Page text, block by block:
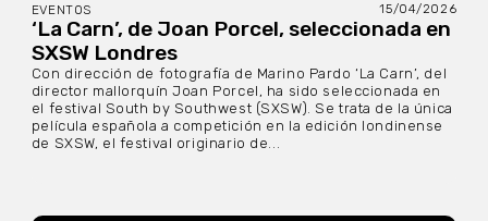
EVENTOS 15/04/2026
‘La Carn’, de Joan Porcel, seleccionada en
SXSW Londres
Con dirección de fotografía de Marino Pardo ‘La Carn’, del
director mallorquín Joan Porcel, ha sido seleccionada en
el festival South by Southwest (SXSW). Se trata de la única
película española a competición en la edición londinense
de SXSW, el festival originario de...